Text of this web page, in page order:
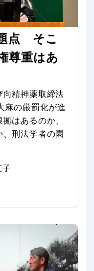
点 そこ
尊重はあ
精神薬取締法
麻の厳罰化が進
はあるのか、
刑法学者の園